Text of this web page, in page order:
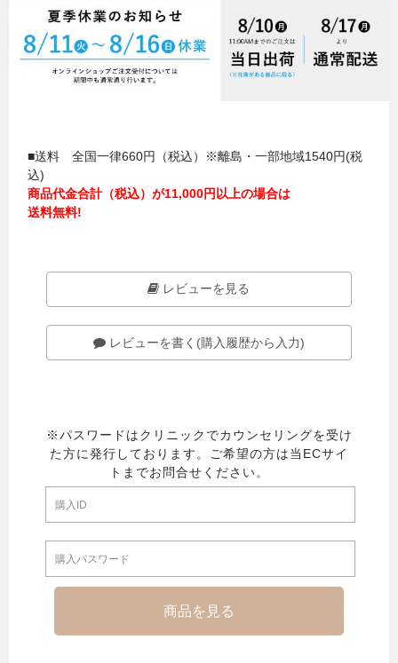
■送料 全国一律660円（税込）※離島・一部地域1540円(税
込)
商品代金合計（税込）が11,000円以上の場合は
送料無料!
レビューを見る
レビューを書く(購入履歴から入力)